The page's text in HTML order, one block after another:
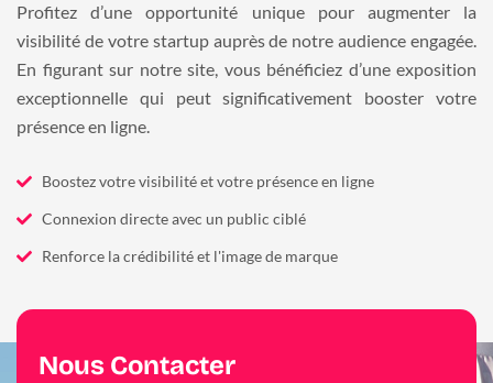
Profitez d’une opportunité unique pour augmenter la
visibilité de votre startup auprès de notre audience engagée.
En figurant sur notre site, vous bénéficiez d’une exposition
exceptionnelle qui peut significativement booster votre
présence en ligne.
Boostez votre visibilité et votre présence en ligne
Connexion directe avec un public ciblé
Renforce la crédibilité et l'image de marque
Nous Contacter